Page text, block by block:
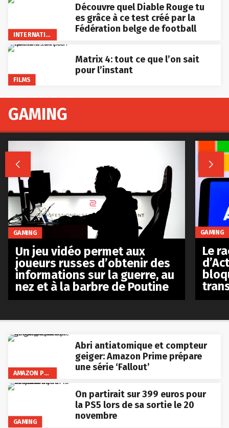
Découvre quel Diable Rouge tu
es grâce à ce test créé par la
Fédération belge de football
FILMS
Matrix 4: tout ce que l’on sait
pour l’instant
Abri antiatomique et compteur
geiger: Amazon Prime prépare
une série ‘Fallout’
GAMING
On partirait sur 399 euros pour
la PS5 lors de sa sortie le 20
novembre
GAMING
 
GAMING
Un jeu vidéo permet aux
joueurs russes d’obtenir des
informations sur la guerre, au
nez et à la barbre de Poutine
GAMING
Le